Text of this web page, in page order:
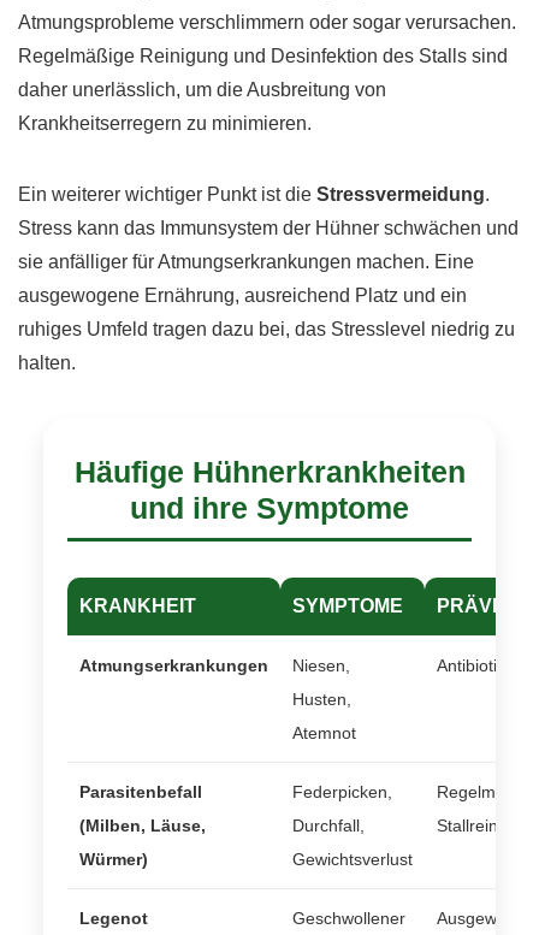
Atmungsprobleme verschlimmern oder sogar verursachen.
Regelmäßige Reinigung und Desinfektion des Stalls sind
daher unerlässlich, um die Ausbreitung von
Krankheitserregern zu minimieren.
Ein weiterer wichtiger Punkt ist die Stressvermeidung.
Stress kann das Immunsystem der Hühner schwächen und
sie anfälliger für Atmungserkrankungen machen. Eine
ausgewogene Ernährung, ausreichend Platz und ein
ruhiges Umfeld tragen dazu bei, das Stresslevel niedrig zu
halten.
Häufige Hühnerkrankheiten
und ihre Symptome
KRANKHEIT SYMPTOME
Atmungserkrankungen
Niesen,
Husten,
Atemnot
Antibiotika,
Parasitenbefall
(Milben, Läuse,
Würmer)
Federpicken,
Durchfall,
Gewichtsverlust
Stallreinigung
Legenot
Geschwollener